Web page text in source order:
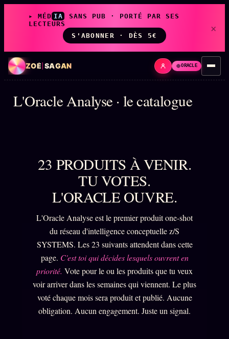
▸ MÉD IA
SANS PUB · PORTÉ PAR SES
LECTEURS
S'ABONNER · DÈS 5€
×
ZOÉ SAGAN ORACLE
LES AMIS DE ZOÉ
◉ SOCIÉTÉ LITTÉRAIRE
L'ARCHIVE
✉ INSCRIPTION À LA NEWSLETTER
Rubriques éditoriales10 088 articles TOUTES LES RUBRIQUES →
L'Oracle Analyse · le catalogue
23 PRODUITS À VENIR.
TU VOTES.
L'ORACLE OUVRE.
L'Oracle Analyse est le premier produit one-shot
du réseau d'intelligence conceptuelle z/S
SYSTEMS. Les 23 suivants attendent dans cette
page. C'est toi qui décides lesquels ouvrent en
priorité. Vote pour le ou les produits que tu veux
voir arriver dans les semaines qui viennent. Le plus
voté chaque mois sera produit et publié. Aucune
obligation. Aucun engagement. Juste un signal.